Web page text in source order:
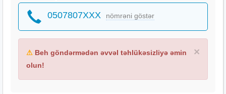
0507807XXX nömrəni göstər
×
⚠ Beh göndərmədən əvvəl təhlükəsizliyə əmin
olun!